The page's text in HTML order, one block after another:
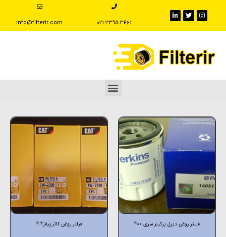
‪021 3395 3461
info@filterir.com
فیلتر روغن دیزل پرکینز سری 400 فیلتر روغن کاترپیلار4.4